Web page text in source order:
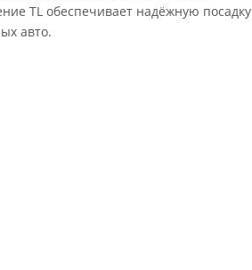
TL обеспечивает надёжную посадку
авто.